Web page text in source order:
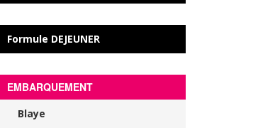
Formule DEJEUNER
EMBARQUEMENT
Blaye